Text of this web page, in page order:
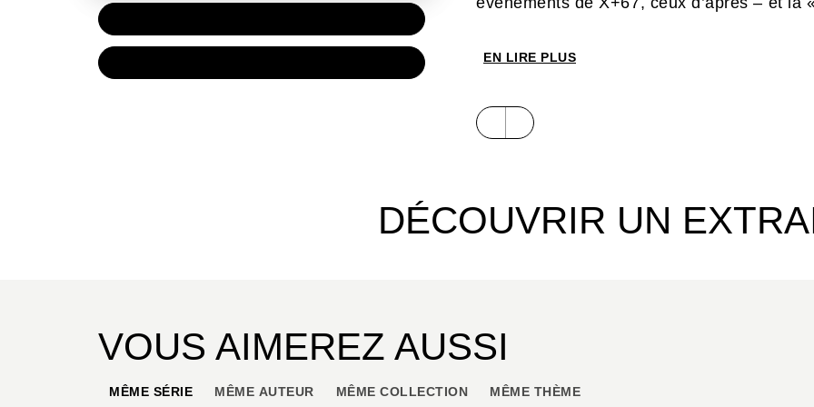
EN LIRE PLUS
DÉCOUVRIR UN
VOUS AIMEREZ AUSSI
MÊME SÉRIE MÊME AUTEUR MÊME COLLECTION MÊME THÈME